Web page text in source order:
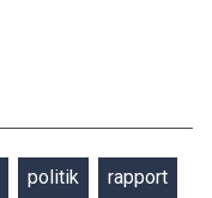
politik rapport